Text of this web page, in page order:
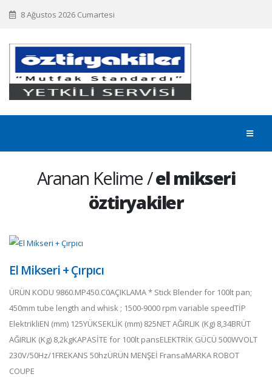
8 Ağustos 2026 Cumartesi
Aranan Kelime /el mikseri
öztiryakiler
El Mikseri + Çırpıcı
ÜRÜN KODU 9860.MP450.C0AÇIKLAMA * Stick Blender for 100lt pan;
450mm tube length and whisk ; 1500-9000 rpm variable speedTİP
ElektrikliEN (mm) 125YÜKSEKLİK (mm) 825NET AĞIRLIK (Kg) 8,34BRÜT
AĞIRLIK (Kg) 8,2kgKAPASİTE for 100lt pansELEKTRİK GÜCÜ 500WVOLT
230V/50Hz/1FREKANS 50hzÜRÜN MENŞEİ FransaMARKA ROBOT
COUPE